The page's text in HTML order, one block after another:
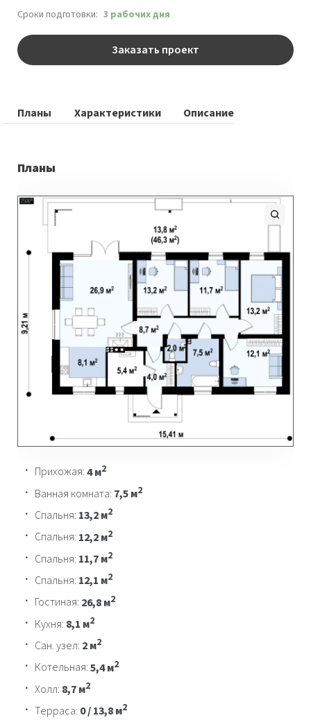
Сроки подготовки: 3 рабочих дня
Заказать проект
Планы Характеристики Описание
Планы
Прихожая:4 м2
Ванная комната: 7,5 м2
Спальня: 13,2 м2
Спальня: 12,2 м2
Спальня: 11,7 м2
Спальня: 12,1 м2
Гостиная: 26,8 м2
Кухня: 8,1 м2
Сан. узел: 2 м2
Котельная:5,4 м2
Холл: 8,7 м2
Терраса: 0 / 13,8 м2